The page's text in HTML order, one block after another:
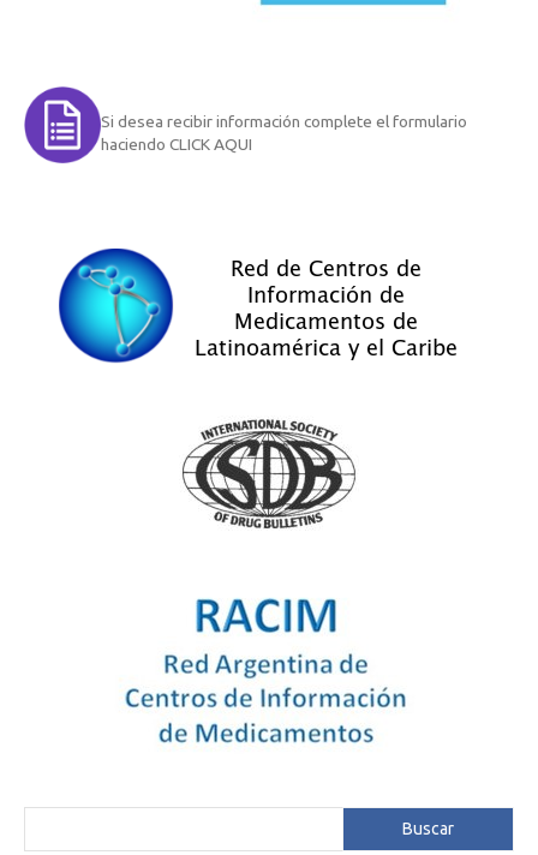
Si desea recibir información complete el formulario
haciendo CLICK AQUI
Buscar